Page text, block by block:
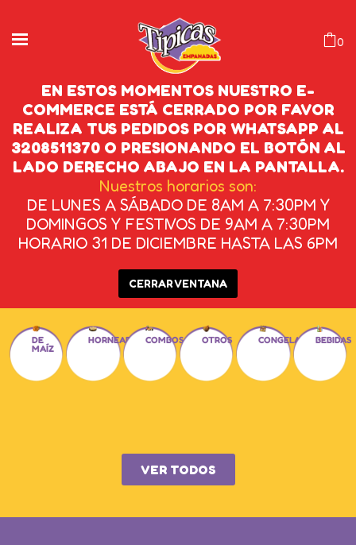
0
DE
MAÍZ
HORNEADAS COMBOS OTROS CONGELADASBEBIDAS
VER TODOS
EN ESTOS MOMENTOS NUESTRO E-
COMMERCE ESTÁ CERRADO POR FAVOR
REALIZA TUS PEDIDOS POR WHATSAPP AL
3208511370 O PRESIONANDO EL BOTÓN AL
LADO DERECHO ABAJO EN LA PANTALLA.
Nuestros horarios son:
DE LUNES A SÁBADO DE 8AM A 7:30PM Y
DOMINGOS Y FESTIVOS DE 9AM A 7:30PM
HORARIO 31 DE DICIEMBRE HASTA LAS 6PM
CERRAR VENTANA